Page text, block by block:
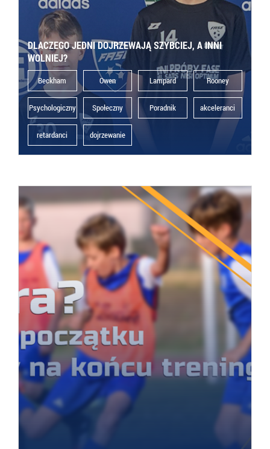
DLACZEGO JEDNI DOJRZEWAJĄ SZYBCIEJ, A INNI
WOLNIEJ?
Beckham Owen Lampard Rooney
Psychologiczny Społeczny Poradnik akceleranci
retardanci dojrzewanie